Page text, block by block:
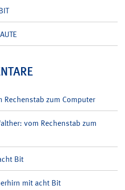
Rechenstab zum Computer
vom Rechenstab zum
Bit
mit acht Bit